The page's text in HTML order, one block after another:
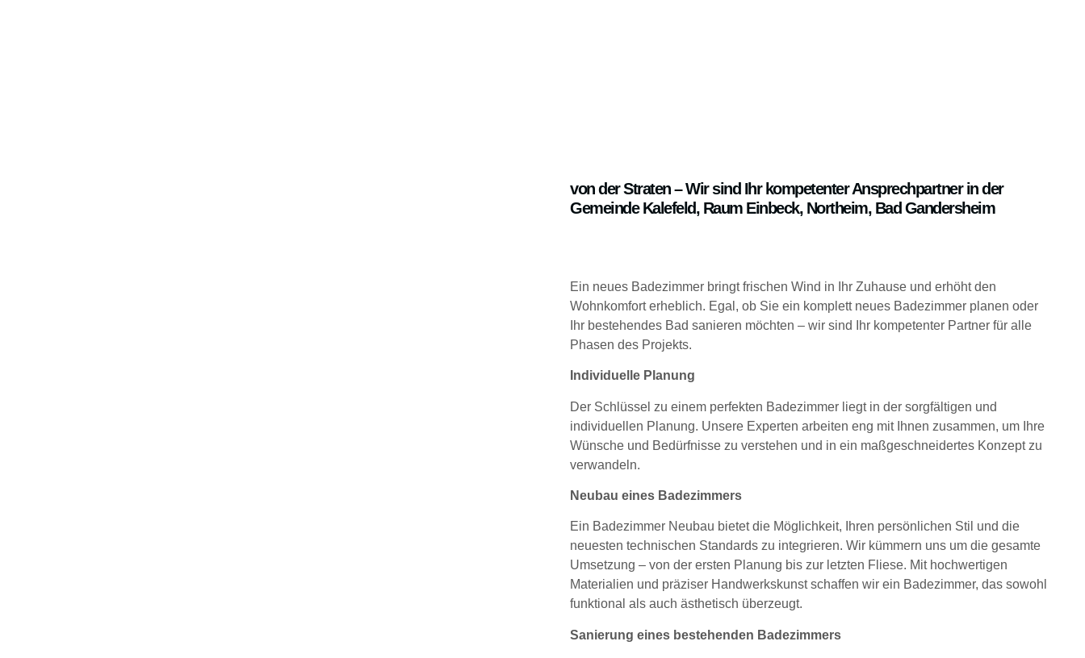
von der Straten – Wir sind Ihr kompetenter Ansprechpartner in der
Gemeinde Kalefeld, Raum Einbeck, Northeim, Bad Gandersheim
Ein neues Badezimmer bringt frischen Wind in Ihr Zuhause und erhöht den
Wohnkomfort erheblich. Egal, ob Sie ein komplett neues Badezimmer planen oder
Ihr bestehendes Bad sanieren möchten – wir sind Ihr kompetenter Partner für alle
Phasen des Projekts.
Individuelle Planung
Der Schlüssel zu einem perfekten Badezimmer liegt in der sorgfältigen und
individuellen Planung. Unsere Experten arbeiten eng mit Ihnen zusammen, um Ihre
Wünsche und Bedürfnisse zu verstehen und in ein maßgeschneidertes Konzept zu
verwandeln.
Neubau eines Badezimmers
Ein Badezimmer Neubau bietet die Möglichkeit, Ihren persönlichen Stil und die
neuesten technischen Standards zu integrieren. Wir kümmern uns um die gesamte
Umsetzung – von der ersten Planung bis zur letzten Fliese. Mit hochwertigen
Materialien und präziser Handwerkskunst schaffen wir ein Badezimmer, das sowohl
funktional als auch ästhetisch überzeugt.
Sanierung eines bestehenden Badezimmers